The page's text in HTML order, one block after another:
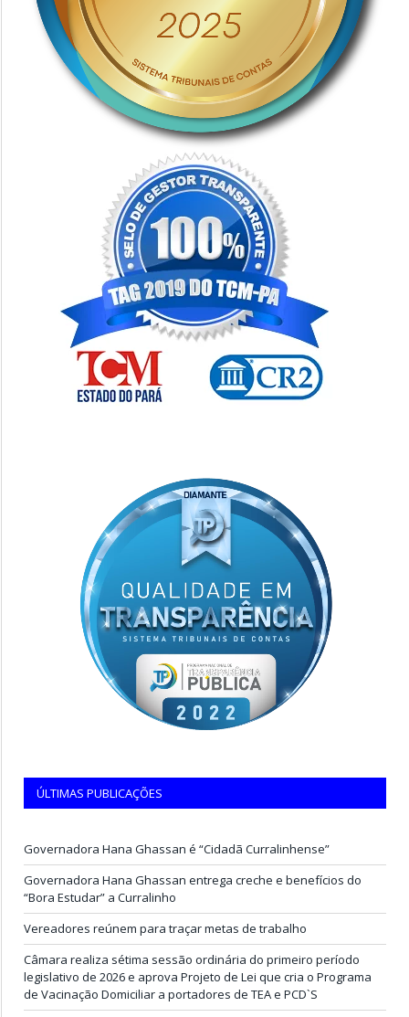
ÚLTIMAS PUBLICAÇÕES
Governadora Hana Ghassan é “Cidadã Curralinhense”
Governadora Hana Ghassan entrega creche e benefícios do
“Bora Estudar” a Curralinho
Vereadores reúnem para traçar metas de trabalho
Câmara realiza sétima sessão ordinária do primeiro período
legislativo de 2026 e aprova Projeto de Lei que cria o Programa
de Vacinação Domiciliar a portadores de TEA e PCD`S